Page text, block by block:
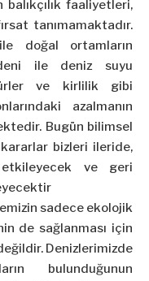
faaliyetleri,
tanımamaktadır.
ile doğal ortamların
ile deniz suyu
türler ve kirlilik gibi
azalmanın
Bugün bilimsel
bizleri ileride,
etkileyecek ve geri
sadece ekolojik
de sağlanması için
Denizlerimizde
bulunduğunun